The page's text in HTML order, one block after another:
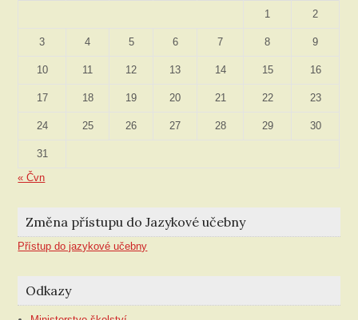
1 2
3 4 5 6 7 8 9
10 11 12 13 14 15 16
17 18 19 20 21 22 23
24 25 26 27 28 29 30
31
« Čvn
Změna přístupu do Jazykové učebny
Přístup do jazykové učebny
Odkazy